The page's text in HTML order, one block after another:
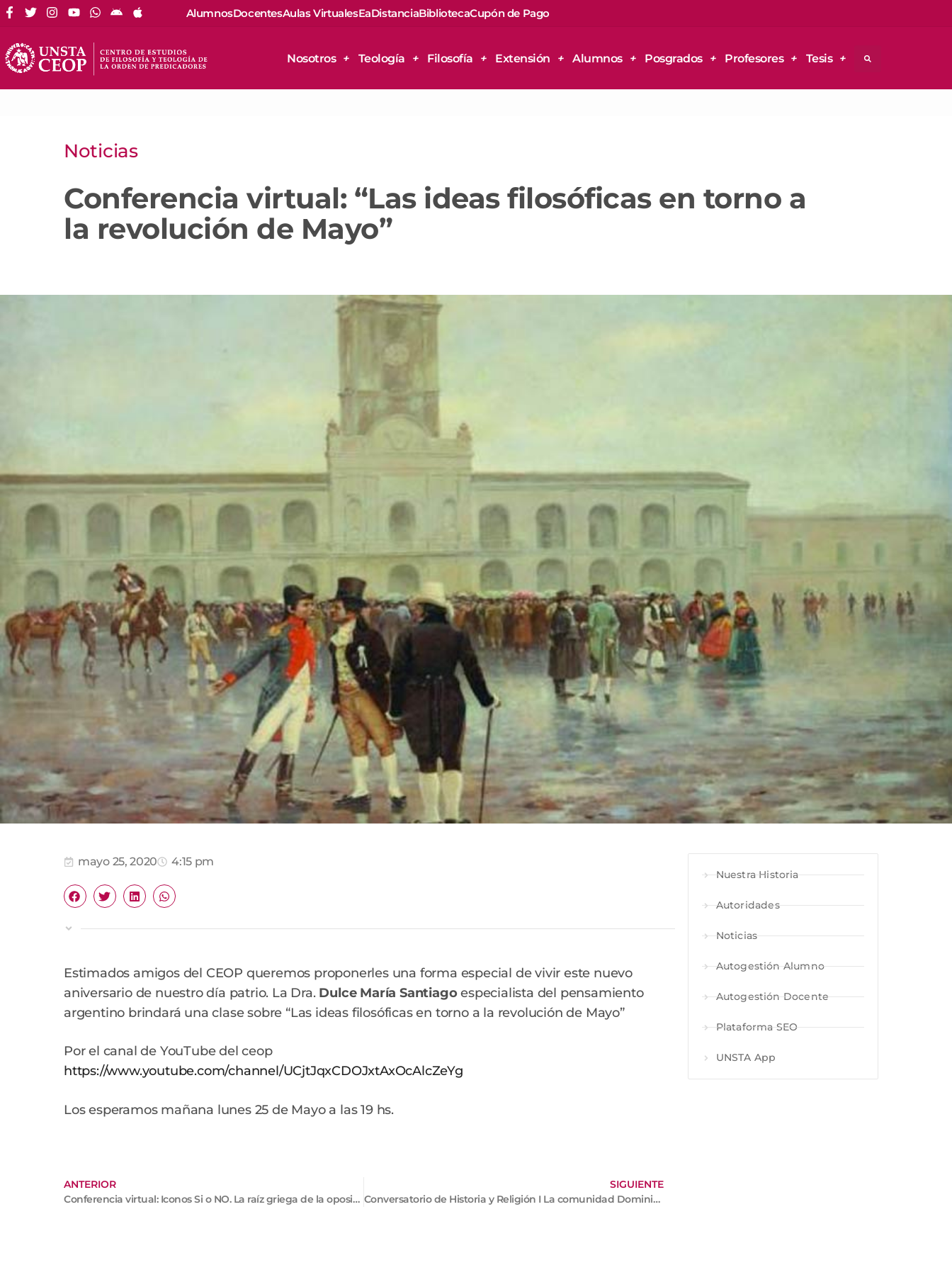
AlumnosDocentesAulas VirtualesEaDistanciaBibliotecaCupón de Pago
Nosotros Teología Filosofía Extensión Alumnos Posgrados Profesores Tesis
Noticias
Conferencia virtual: “Las ideas filosóficas en torno a
la revolución de Mayo”
mayo 25, 2020 4:15 pm
Estimados amigos del CEOP queremos proponerles una forma especial de vivir este nuevo
aniversario de nuestro día patrio. La Dra. Dulce María Santiagoespecialista del pensamiento
argentino brindará una clase sobre “Las ideas filosóficas en torno a la revolución de Mayo”
Por el canal de YouTube del ceop
https://www.youtube.com/channel/UCjtJqxCDOJxtAxOcAlcZeYg
Los esperamos mañana lunes 25 de Mayo a las 19 hs.
Nuestra Historia
Autoridades
Noticias
Autogestión Alumno
Autogestión Docente
Plataforma SEO
UNSTA App
ANTERIOR
Conferencia virtual: Iconos Si o NO. La raíz griega de la oposición a la imagen”
SIGUIENTE
Conversatorio de Historia y Religión I La comunidad Dominica de Toulouse en Montevideo: “Debates pastorales, intelectuales e ideológicos (1953-1970)”